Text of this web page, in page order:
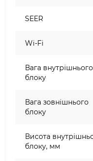
SEER
Wi-Fi
Вага внутрішнього
блоку
Вага зовнішнього
блоку
Висота
блоку, мм